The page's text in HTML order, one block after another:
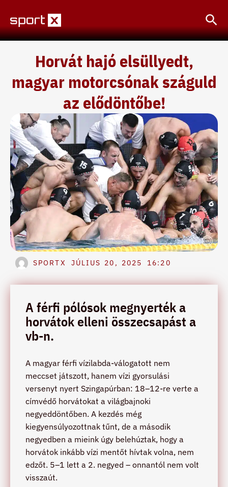
content
Horvát hajó elsüllyedt,
magyar motorcsónak száguld
az elődöntőbe!
SPORTX JÚLIUS 20, 2025 16:20
A férfi pólósok megnyerték a
horvátok elleni összecsapást a
vb-n.
A magyar férfi vízilabda-válogatott nem
meccset játszott, hanem vízi gyorsulási
versenyt nyert Szingapúrban: 18–12-re verte a
címvédő horvátokat a világbajnoki
negyeddöntőben. A kezdés még
kiegyensúlyozottnak tűnt, de a második
negyedben a mieink úgy belehúztak, hogy a
horvátok inkább vízi mentőt hívtak volna, nem
edzőt. 5–1 lett a 2. negyed – onnantól nem volt
visszaút.